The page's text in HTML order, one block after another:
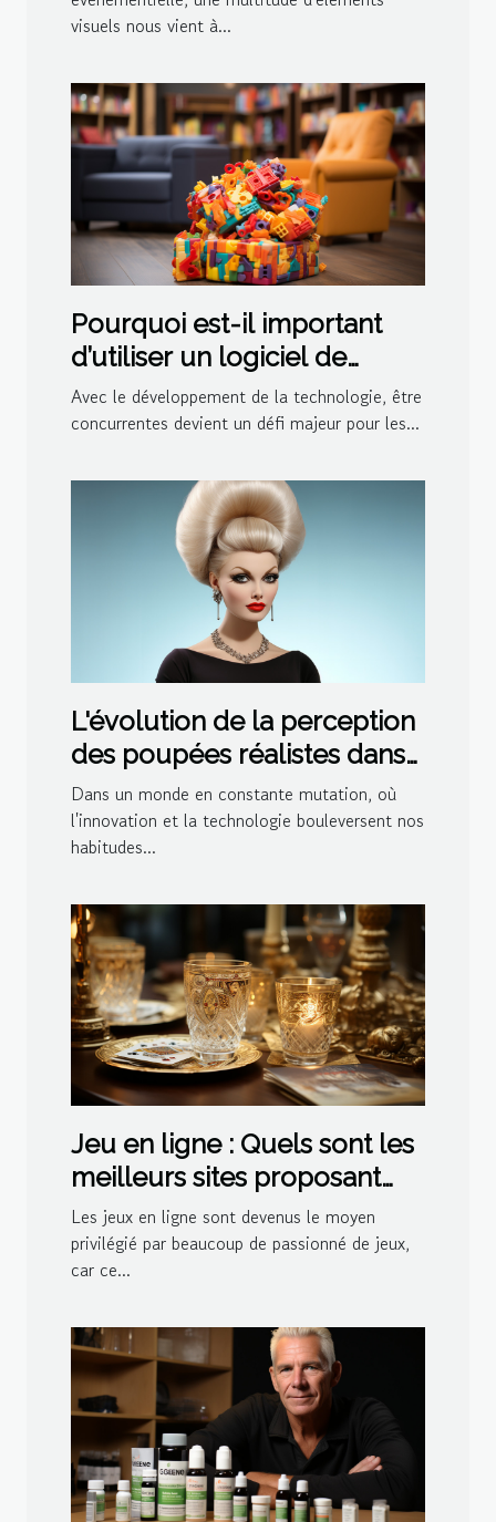
visuels nous vient à...
Pourquoi est-il important
d’utiliser un logiciel de
ludothèque et de
médiathèque pour votre
Avec le développement de la technologie, être
concurrentes devient un défi majeur pour les...
L'évolution de la perception
des poupées réalistes dans
la société moderne
Dans un monde en constante mutation, où
l'innovation et la technologie bouleversent nos
habitudes...
Jeu en ligne : Quels sont les
meilleurs sites proposant
des jeux de belote ?
Les jeux en ligne sont devenus le moyen
privilégié par beaucoup de passionné de jeux,
car ce...